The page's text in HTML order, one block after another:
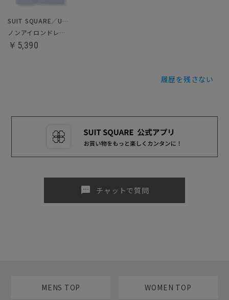
SUIT SQUARE／UNIVERSAL LANGUAGE
ノンアイロンドレスシャツ
￥5,390
履歴を残さない
sms チャットで質問
MENS TOP WOMEN TOP